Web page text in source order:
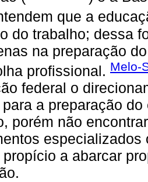
que a
do trabalho; dessa
na preparação
profissional. Melo-
federal o
a preparação
porém não
a abarcar